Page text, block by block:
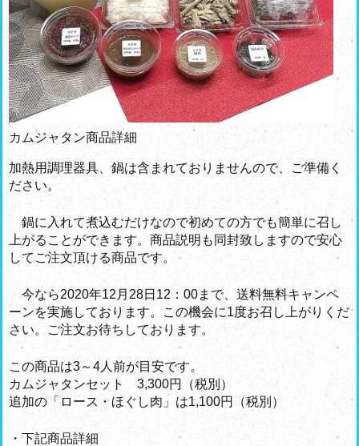
カムジャタン商品詳細
加熱用調理器具、鍋は含まれておりませんので、ご準備く
ださい。
鍋に入れて煮込むだけなので初めての方でも簡単に召し
上がることができます。商品説明も同封致しますので安心
してご注文頂ける商品です。
今なら2020年12月28日12：00まで、送料無料キャンペ
ーンを実施しております。この機会に1度お召し上がりくだ
さい。ご注文お待ちしております。
この商品は3～4人前が目安です。
カムジャタンセット 3,300円（税別）
追加の「ロース・ほぐし肉」は1,100円（税別）
・下記商品詳細